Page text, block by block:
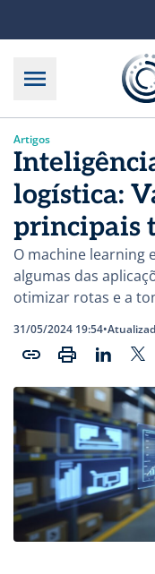
Artigos
logística:
principais
O machine learning
algumas das
otimizar rotas e a
31/05/2024 19:54•